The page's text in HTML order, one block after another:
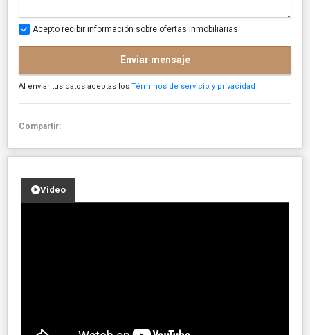
Acepto recibir información sobre ofertas inmobiliarias
Enviar mensaje
Al enviar tus datos aceptas los Términos de servicio y privacidad
Compartir:
Video